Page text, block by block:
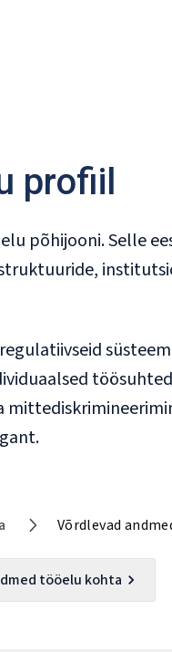
profiil
põhijooni. Selle
Võrdlevad
tööelu kohta